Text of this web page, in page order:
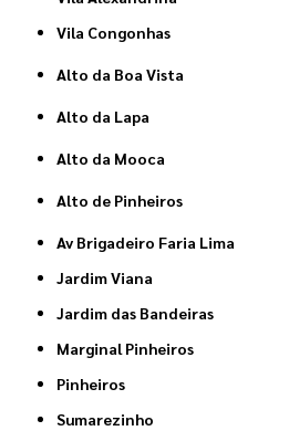
Vila Congonhas
Alto da Boa Vista
Alto da Lapa
Alto da Mooca
Alto de Pinheiros
Av Brigadeiro Faria Lima
Jardim Viana
Jardim das Bandeiras
Marginal Pinheiros
Pinheiros
Sumarezinho